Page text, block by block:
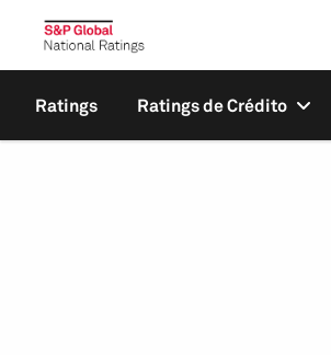
Ratings Ratings de Crédito